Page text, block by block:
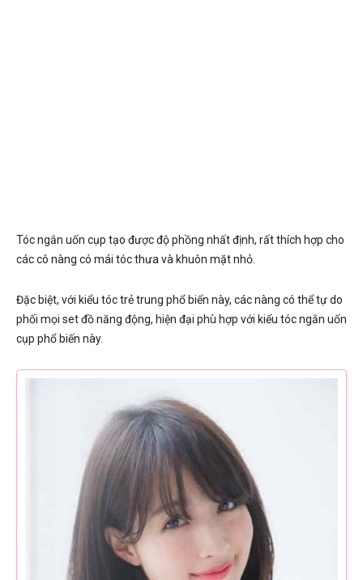
Tóc ngắn uốn cụp tạo được độ phồng nhất định, rất thích hợp cho
các cô nàng có mái tóc thưa và khuôn mặt nhỏ.
Đặc biệt, với kiểu tóc trẻ trung phổ biến này, các nàng có thể tự do
phối mọi set đồ năng động, hiện đại phù hợp với kiểu tóc ngắn uốn
cụp phổ biến này.